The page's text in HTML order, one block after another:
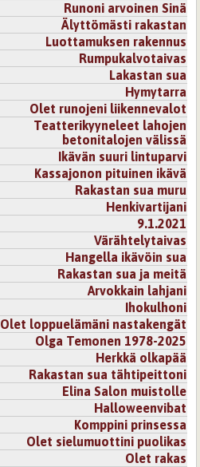
Runoni arvoinen Sinä
Älyttömästi rakastan
Luottamuksen rakennus
Rumpukalvotaivas
Lakastan sua
Hymytarra
Olet runojeni liikennevalot
Teatterikyyneleet lahojen
betonitalojen välissä
Ikävän suuri lintuparvi
Kassajonon pituinen ikävä
Rakastan sua muru
Henkivartijani
9.1.2021
Värähtelytaivas
Hangella ikävöin sua
Rakastan sua ja meitä
Arvokkain lahjani
Ihokulhoni
Olet loppuelämäni nastakengät
Olga Temonen 1978-2025
Herkkä olkapää
Rakastan sua tähtipeittoni
Elina Salon muistolle
Halloweenvibat
Komppini prinsessa
Olet sielumuottini puolikas
Olet rakas